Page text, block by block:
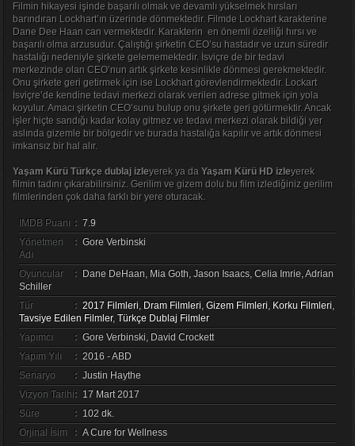
Filmin hikayesi işinde başarılı olmak ve devamlı yükselmek hırsları
barındıran Lockhart’ın üzerinde dönmektedir. Filmde Lockhart karakterine
Dane Dee Haan can vermektedir. Karakterin en önemli özelliği hırsı ve
başarılı olma arzusudur. Çalıştığı şirketin CEO’su hastadır ve uzun süredir
hastalığı nedeniyle şirkete gelememektedir. İsviçre de bir tedavi
merkezinde olan CEO’nun artık şirkete kesinlikle dönmesi gerekmektedir.
Onu şirkete geri getirmek için ise Lockhart görevlendirmektedir. Lockart
İsviçre’de kendine tedavi merkezi olarak verilen adrese gitmek için yola
koyulur. Amacı şirketin CEO’sunu bulup onu şirkete geri götürmektir. Ancak
işler hiçte sandığı kadar kolay gitmez ve tedavi merkezi olarak bildiği yer
aslında gizemle bir bölgedir ve burada hastalığa kapılır ve artık dönmesi
imkansız bir hal alır.
Yaşam Kürü Türkçe dublaj izleyerek ya da Yaşam Kürü HD izleyerek
filmin tadını çıkarabilirsiniz. Gerilim ve gizem dolu bu film izlediğiniz gerilim
filmlerinden çok daha farklı bir yere oturacak.
IMDB Puanı : 7.9
Yönetmen
Adı
: Gore Verbinski
Oyuncular : Dane DeHaan, Mia Goth, Jason Isaacs, Celia Imrie, Adrian
Schiller
Tür
: 2017 Filmleri, Dram Filmleri, Gizem Filmleri, Korku Filmleri,
Tavsiye Edilen Filmler, Türkçe Dublaj Filmler
Yapımcı
: Gore Verbinski, David Crockett
Yapım Yılı
: 2016 - ABD
Senaryo
: Justin Haythe
Vizyon Tarihi: 17 Mart 2017
Süre
: 102 dk.
Orjinal İsim
: A Cure for Wellness